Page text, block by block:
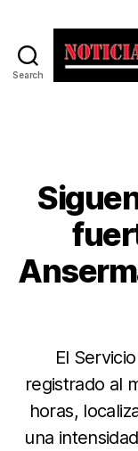
Search
El
registrado al
horas,
una